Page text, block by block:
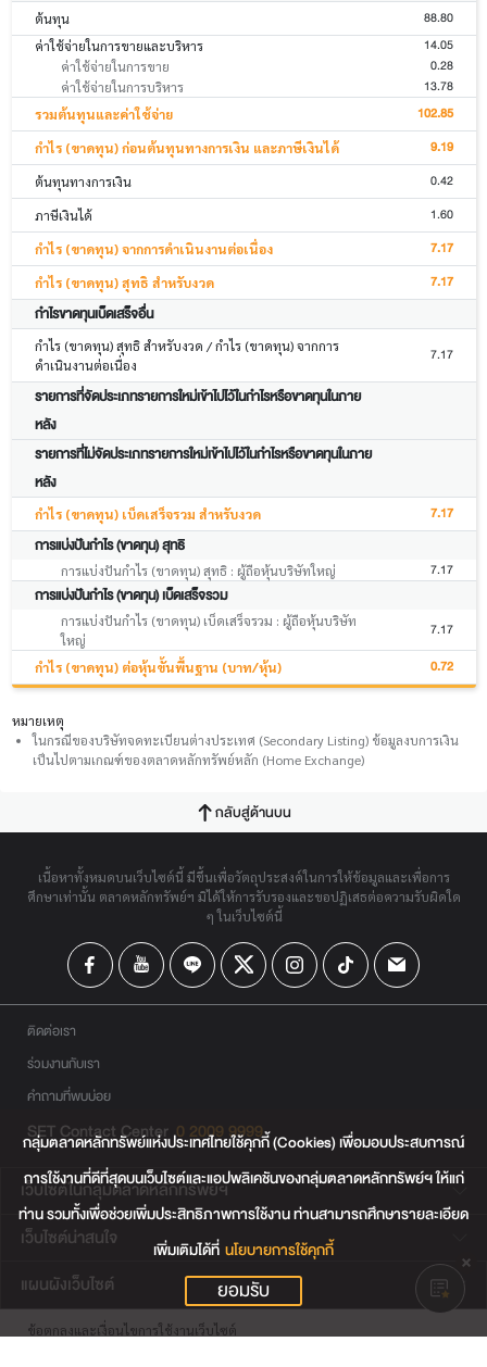
ต้นทุน 88.80
ค่าใช้จ่ายในการขายและบริหาร 14.05
ค่าใช้จ่ายในการขาย 0.28
ค่าใช้จ่ายในการบริหาร 13.78
รวมต้นทุนและค่าใช้จ่าย 102.85
กำไร (ขาดทุน) ก่อนต้นทุนทางการเงิน และภาษีเงินได้ 9.19
ต้นทุนทางการเงิน 0.42
ภาษีเงินได้ 1.60
กำไร (ขาดทุน) จากการดำเนินงานต่อเนื่อง 7.17
กำไร (ขาดทุน) สุทธิ สำหรับงวด 7.17
กำไรขาดทุนเบ็ดเสร็จอื่น
กำไร (ขาดทุน) สุทธิ สำหรับงวด / กำไร (ขาดทุน) จากการ
ดำเนินงานต่อเนื่อง
7.17
รายการที่จัดประเภทรายการใหม่เข้าไปไว้ในกำไรหรือขาดทุนในภาย
หลัง
รายการที่ไม่จัดประเภทรายการใหม่เข้าไปไว้ในกำไรหรือขาดทุนในภาย
หลัง
กำไร (ขาดทุน) เบ็ดเสร็จรวม สำหรับงวด 7.17
การแบ่งปันกำไร (ขาดทุน) สุทธิ
การแบ่งปันกำไร (ขาดทุน) สุทธิ : ผู้ถือหุ้นบริษัทใหญ่ 7.17
การแบ่งปันกำไร (ขาดทุน) เบ็ดเสร็จรวม
การแบ่งปันกำไร (ขาดทุน) เบ็ดเสร็จรวม : ผู้ถือหุ้นบริษัท
ใหญ่
7.17
กำไร (ขาดทุน) ต่อหุ้นขั้นพื้นฐาน (บาท/หุ้น) 0.72
หมายเหตุ
ในกรณีของบริษัทจดทะเบียนต่างประเทศ (Secondary Listing) ข้อมูลงบการเงิน
เป็นไปตามเกณฑ์ของตลาดหลักทรัพย์หลัก (Home Exchange)
กลับสู่ด้านบน
เนื้อหาทั้งหมดบนเว็บไซต์นี้ มีขึ้นเพื่อวัตถุประสงค์ในการให้ข้อมูลและเพื่อการ
ศึกษาเท่านั้น ตลาดหลักทรัพย์ฯ มิได้ให้การรับรองและขอปฏิเสธต่อความรับผิดใด
ๆ ในเว็บไซต์นี้
ติดต่อเรา
ร่วมงานกับเรา
คำถามที่พบบ่อย
SET Contact Center 0 2009 9999
เว็บไซต์ในกลุ่มตลาดหลักทรัพย์ฯ
เว็บไซต์น่าสนใจ
แผนผังเว็บไซต์
ข้อตกลงและเงื่อนไขการใช้งานเว็บไซต์
กลุ่มตลาดหลักทรัพย์แห่งประเทศไทยใช้คุกกี้ (Cookies) เพื่อมอบประสบการณ์
การใช้งานที่ดีที่สุดบนเว็บไซต์และแอปพลิเคชันของกลุ่มตลาดหลักทรัพย์ฯ ให้แก่
ท่าน รวมทั้งเพื่อช่วยเพิ่มประสิทธิภาพการใช้งาน ท่านสามารถศึกษารายละเอียด
เพิ่มเติมได้ที่ นโยบายการใช้คุกกี้
ยอมรับ